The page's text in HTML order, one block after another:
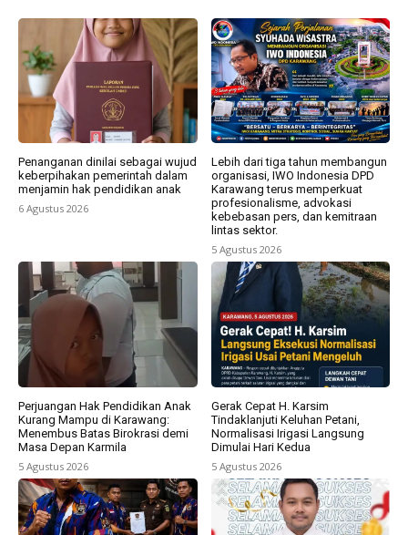
Penanganan dinilai sebagai wujud
keberpihakan pemerintah dalam
menjamin hak pendidikan anak
6 Agustus 2026
Lebih dari tiga tahun membangun
organisasi, IWO Indonesia DPD
Karawang terus memperkuat
profesionalisme, advokasi
kebebasan pers, dan kemitraan
lintas sektor.
5 Agustus 2026
Perjuangan Hak Pendidikan Anak
Kurang Mampu di Karawang:
Menembus Batas Birokrasi demi
Masa Depan Karmila
5 Agustus 2026
Gerak Cepat H. Karsim
Tindaklanjuti Keluhan Petani,
Normalisasi Irigasi Langsung
Dimulai Hari Kedua
5 Agustus 2026